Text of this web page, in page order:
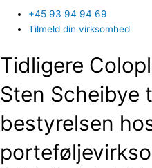
+45 93 94 94 69
Tilmeld din virksomhed
Tidligere
Sten
bestyrelsen